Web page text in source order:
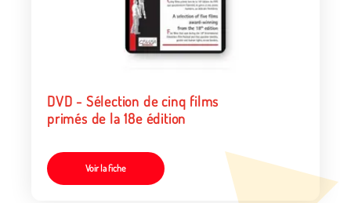
DVD - Sélection de cinq films
primés de la 18e édition
Voir la fiche